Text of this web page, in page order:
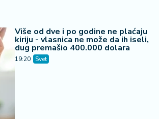
Više od dve i po godine ne plaćaju
kiriju - vlasnica ne može da ih iseli,
dug premašio 400.000 dolara
19:20 Svet